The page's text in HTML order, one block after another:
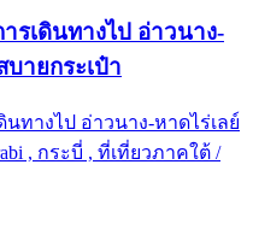
รเดินทางไป อ่าวนาง-
ายกระเป๋า
ทางไป อ่าวนาง-หาดไร่เลย์
, กระบี่ , ที่เที่ยวภาคใต้ /